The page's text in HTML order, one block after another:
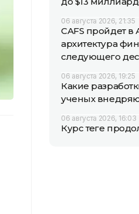
06 августа 2026, 21:35
CAFS пройдет в
архитектура
следующего
06 августа 2026, 19:25
Какие
ученых
06 августа 2026, 16:03
Курс теңге